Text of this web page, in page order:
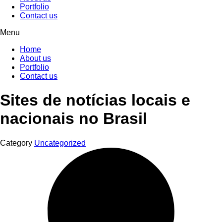
Portfolio
Contact us
Menu
Home
About us
Portfolio
Contact us
Sites de notícias locais e
nacionais no Brasil
Category Uncategorized